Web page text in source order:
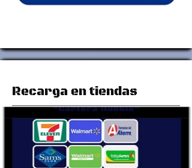
Recarga en tiendas